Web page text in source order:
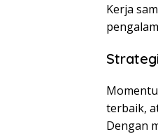
Kerja
terbaik,
Dengan